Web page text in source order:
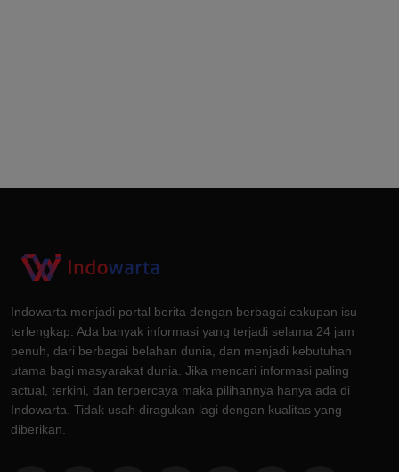
Indowarta menjadi portal berita dengan berbagai cakupan isu
terlengkap. Ada banyak informasi yang terjadi selama 24 jam
penuh, dari berbagai belahan dunia, dan menjadi kebutuhan
utama bagi masyarakat dunia. Jika mencari informasi paling
actual, terkini, dan terpercaya maka pilihannya hanya ada di
Indowarta. Tidak usah diragukan lagi dengan kualitas yang
diberikan.